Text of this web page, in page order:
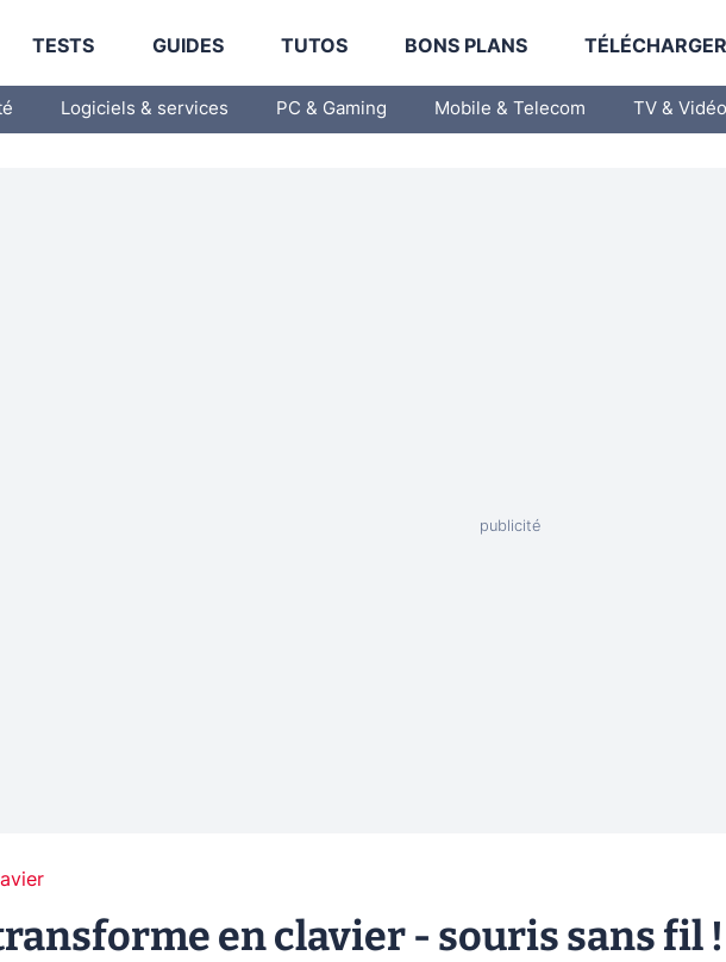
TESTS GUIDES TUTOS BONS PLANS
Logiciels & services PC & Gaming Mobile & Telecom TV & Vidéo
en clavier - souris sans fil !